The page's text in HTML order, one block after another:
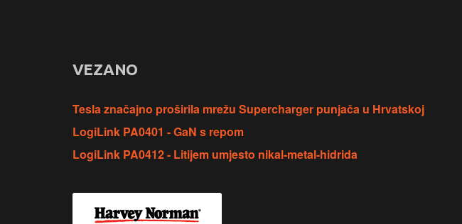
VEZANO
Tesla značajno proširila mrežu Supercharger punjača u Hrvatskoj
LogiLink PA0401 - GaN s repom
LogiLink PA0412 - Litijem umjesto nikal-metal-hidrida